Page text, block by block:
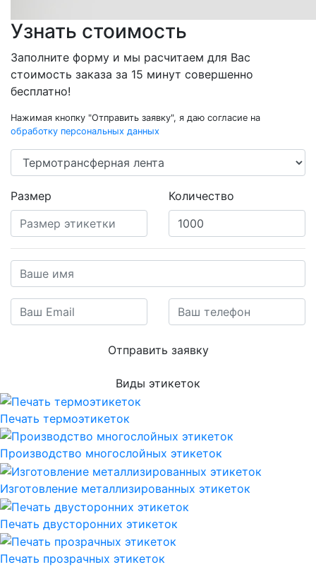
Узнать стоимость
Заполните форму и мы расчитаем для Вас
стоимость заказа за 15 минут совершенно
бесплатно!
Нажимая кнопку "Отправить заявку", я даю согласие на
обработку персональных данных
Размер Количество
Отправить заявку
Виды этикеток
Печать термоэтикеток
Производство многослойных этикеток
Изготовление металлизированных этикеток
Печать двусторонних этикеток
Печать прозрачных этикеток